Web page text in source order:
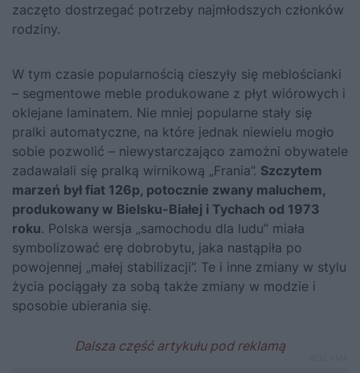
zaczęto dostrzegać potrzeby najmłodszych członków
rodziny.
W tym czasie popularnością cieszyły się meblościanki
– segmentowe meble produkowane z płyt wiórowych i
oklejane laminatem. Nie mniej popularne stały się
pralki automatyczne, na które jednak niewielu mogło
sobie pozwolić – niewystarczająco zamożni obywatele
zadawalali się pralką wirnikową „Frania”. Szczytem
marzeń był fiat 126p, potocznie zwany maluchem,
produkowany w Bielsku-Białej i Tychach od 1973
roku. Polska wersja „samochodu dla ludu” miała
symbolizować erę dobrobytu, jaka nastąpiła po
powojennej „małej stabilizacji”. Te i inne zmiany w stylu
życia pociągały za sobą także zmiany w modzie i
sposobie ubierania się.